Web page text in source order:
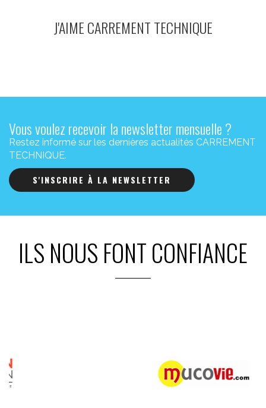
J'AIME CARREMENT TECHNIQUE
Vous voulez recevoir la newsletter mensuelle ?
Restez informé sur les dernières actualités CARREMENT
TECHNIQUE.
S'INSCRIRE À LA NEWSLETTER
ILS NOUS FONT CONFIANCE